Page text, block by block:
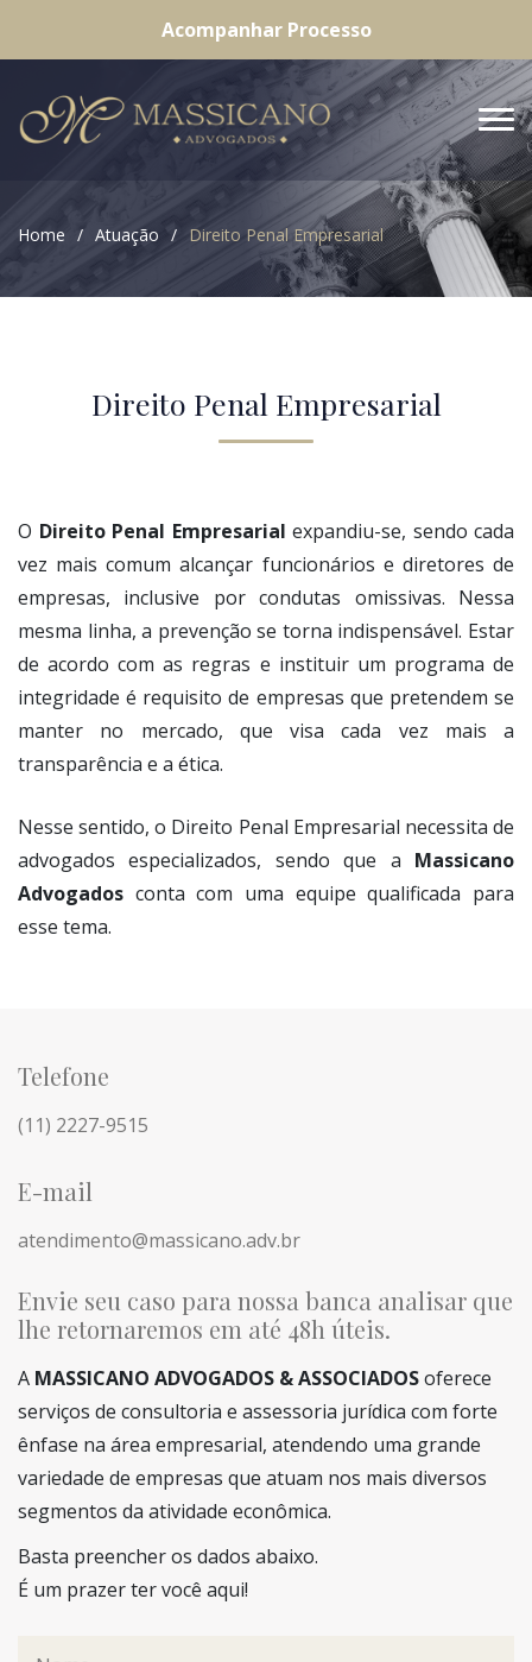
Acompanhar Processo
Home Atuação Direito Penal Empresarial
Direito Penal Empresarial
O Direito Penal Empresarial expandiu-se, sendo cada
vez mais comum alcançar funcionários e diretores de
empresas, inclusive por condutas omissivas. Nessa
mesma linha, a prevenção se torna indispensável. Estar
de acordo com as regras e instituir um programa de
integridade é requisito de empresas que pretendem se
manter no mercado, que visa cada vez mais a
transparência e a ética.
Nesse sentido, o Direito Penal Empresarial necessita de
advogados especializados, sendo que a Massicano
Advogados conta com uma equipe qualificada para
esse tema.
Telefone
(11) 2227-9515
E-mail
atendimento@massicano.adv.br
Envie seu caso para nossa banca analisar que
lhe retornaremos em até 48h úteis.
A MASSICANO ADVOGADOS & ASSOCIADOSoferece
serviços de consultoria e assessoria jurídica com forte
ênfase na área empresarial, atendendo uma grande
variedade de empresas que atuam nos mais diversos
segmentos da atividade econômica.
Basta preencher os dados abaixo.
É um prazer ter você aqui!